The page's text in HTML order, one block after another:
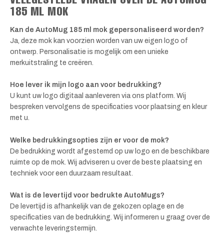
185 ML MOK
Kan de AutoMug 185 ml mok gepersonaliseerd worden?
Ja, deze mok kan voorzien worden van uw eigen logo of
ontwerp. Personalisatie is mogelijk om een unieke
merkuitstraling te creëren.
Hoe lever ik mijn logo aan voor bedrukking?
U kunt uw logo digitaal aanleveren via ons platform. Wij
bespreken vervolgens de specificaties voor plaatsing en kleur
met u.
Welke bedrukkingsopties zijn er voor de mok?
De bedrukking wordt afgestemd op uw logo en de beschikbare
ruimte op de mok. Wij adviseren u over de beste plaatsing en
techniek voor een duurzaam resultaat.
Wat is de levertijd voor bedrukte AutoMugs?
De levertijd is afhankelijk van de gekozen oplage en de
specificaties van de bedrukking. Wij informeren u graag over de
verwachte leveringstermijn.